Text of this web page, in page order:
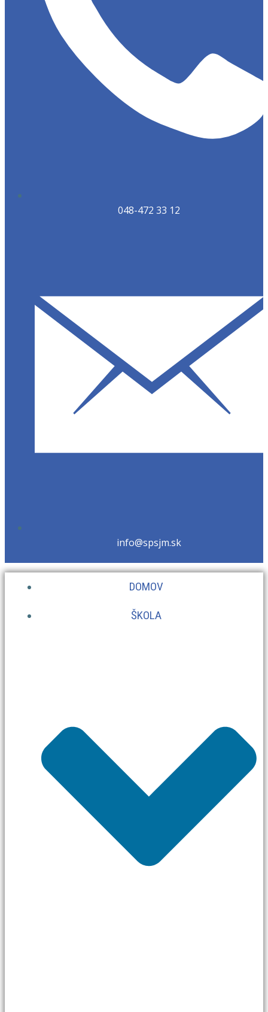
048-472 33 12
info@spsjm.sk
DOMOV
ŠKOLA